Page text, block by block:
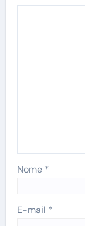
Nome *
E-mail *